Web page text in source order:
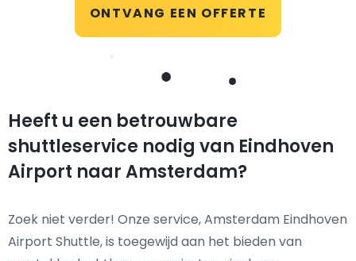
ONTVANG EEN OFFERTE
Heeft u een betrouwbare
shuttleservice nodig van Eindhoven
Airport naar Amsterdam?
Zoek niet verder! Onze service, Amsterdam Eindhoven
Airport Shuttle, is toegewijd aan het bieden van